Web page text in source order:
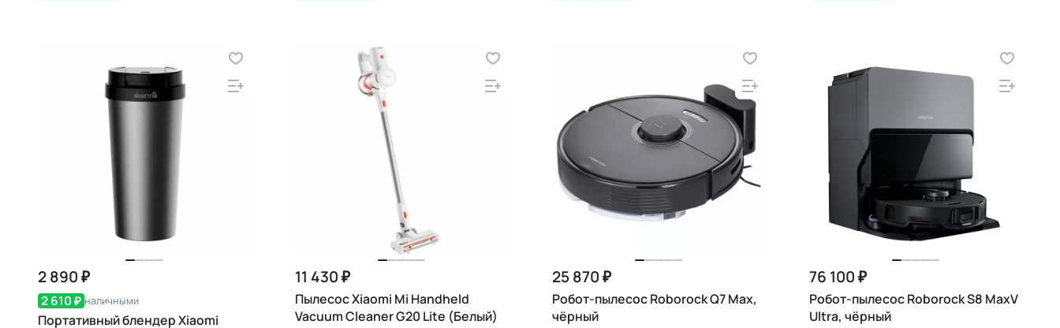
2 890 ₽
2 610 ₽ наличными
Портативный блендер Xiaomi
11 430 ₽
Пылесос Xiaomi Mi Handheld
Vacuum Cleaner G20 Lite (Белый)
25 870 ₽
Робот-пылесос Roborock Q7 Max,
чёрный
76 100 ₽
Робот-пылесос Roborock S8 MaxV
Ultra, чёрный